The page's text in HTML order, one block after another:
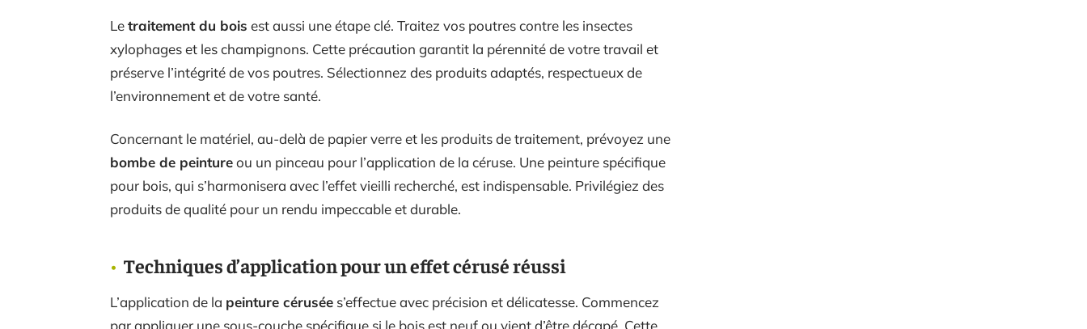
Letraitement du bois est aussi une étape clé. Traitez vos poutres contre les insectes
xylophages et les champignons. Cette précaution garantit la pérennité de votre travail et
préserve l’intégrité de vos poutres. Sélectionnez des produits adaptés, respectueux de
l’environnement et de votre santé.
Concernant le matériel, au-delà de papier verre et les produits de traitement, prévoyez une
bombe de peintureou un pinceau pour l’application de la céruse. Une peinture spécifique
pour bois, qui s’harmonisera avec l’effet vieilli recherché, est indispensable. Privilégiez des
produits de qualité pour un rendu impeccable et durable.
Techniques d’application pour un effet cérusé réussi
L’application de la peinture cérusée s’effectue avec précision et délicatesse. Commencez
par appliquer une sous-couche spécifique si le bois est neuf ou vient d’être décapé. Cette